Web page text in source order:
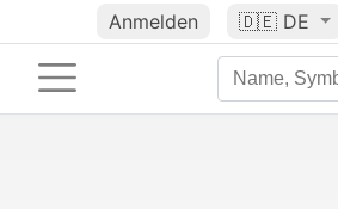
Anmelden 🇩🇪 DE